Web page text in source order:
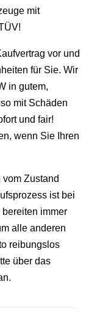
mit
vor und
für Sie. Wir
in gutem,
mit Schäden
und fair!
wenn Sie Ihren
Zustand
ist bei
immer
alle anderen
reibungslos
über das